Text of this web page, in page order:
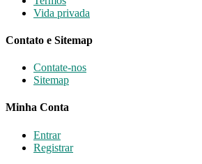
Vida privada
Contato e Sitemap
Contate-nos
Sitemap
Minha Conta
Entrar
Registrar